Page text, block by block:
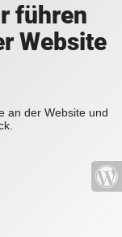
führen
Website
an der Website und